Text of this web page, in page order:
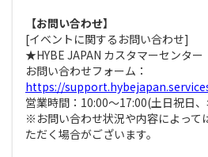
【お問い合わせ】
[イベントに関するお問い合わせ]
★HYBE JAPAN カスタマーセンター
お問い合わせフォーム：
https://
営業時間：10:00～17:00(土日祝日
※お問い合わせ状況や内容によって
ただく場合がございます。